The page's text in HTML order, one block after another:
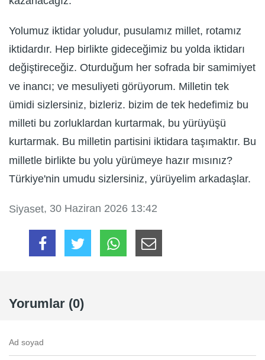
Yolumuz iktidar yoludur, pusulamız millet, rotamız
iktidardır. Hep birlikte gideceğimiz bu yolda iktidarı
değiştireceğiz. Oturduğum her sofrada bir samimiyet
ve inancı; ve mesuliyeti görüyorum. Milletin tek
ümidi sizlersiniz, bizleriz. bizim de tek hedefimiz bu
milleti bu zorluklardan kurtarmak, bu yürüyüşü
kurtarmak. Bu milletin partisini iktidara taşımaktır. Bu
milletle birlikte bu yolu yürümeye hazır mısınız?
Türkiye'nin umudu sizlersiniz, yürüyelim arkadaşlar.
Siyaset, 30 Haziran 2026 13:42
Yorumlar (0)